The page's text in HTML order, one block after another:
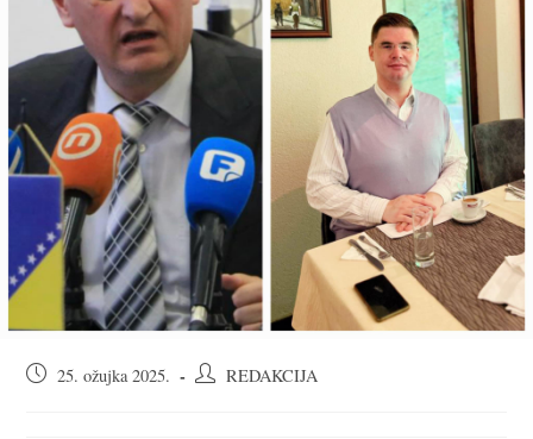
Objava25. ožujka 2025.
AutorREDAKCIJA